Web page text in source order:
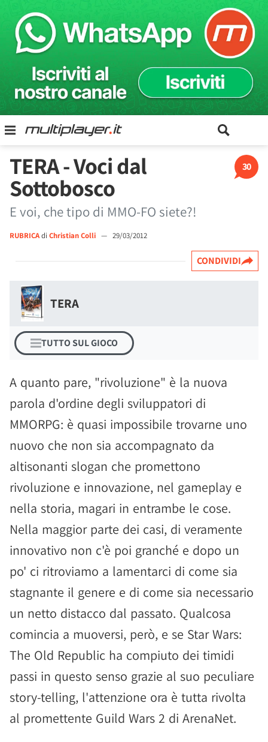
30
TERA - Voci dal
Sottobosco
E voi, che tipo di MMO-FO siete?!
RUBRICAdi Christian Colli — 29/03/2012
CONDIVIDI
TERA
TUTTO SUL GIOCO
A quanto pare, "rivoluzione" è la nuova
parola d'ordine degli sviluppatori di
MMORPG: è quasi impossibile trovarne uno
nuovo che non sia accompagnato da
altisonanti slogan che promettono
rivoluzione e innovazione, nel gameplay e
nella storia, magari in entrambe le cose.
Nella maggior parte dei casi, di veramente
innovativo non c'è poi granché e dopo un
po' ci ritroviamo a lamentarci di come sia
stagnante il genere e di come sia necessario
un netto distacco dal passato. Qualcosa
comincia a muoversi, però, e se Star Wars:
The Old Republic ha compiuto dei timidi
passi in questo senso grazie al suo peculiare
story-telling, l'attenzione ora è tutta rivolta
al promettente Guild Wars 2 di ArenaNet.